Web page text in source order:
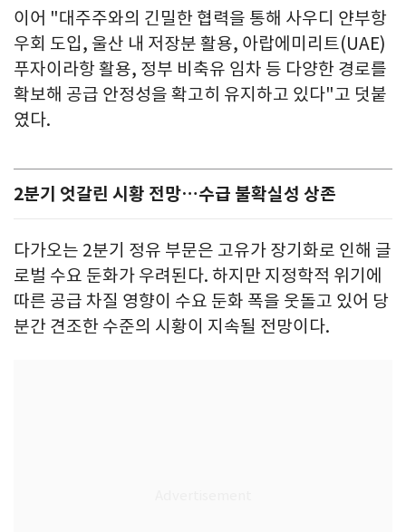
이어 "대주주와의 긴밀한 협력을 통해 사우디 얀부항
우회 도입, 울산 내 저장분 활용, 아랍에미리트(UAE)
푸자이라항 활용, 정부 비축유 임차 등 다양한 경로를
확보해 공급 안정성을 확고히 유지하고 있다"고 덧붙
였다.
2분기 엇갈린 시황 전망…수급 불확실성 상존
다가오는 2분기 정유 부문은 고유가 장기화로 인해 글
로벌 수요 둔화가 우려된다. 하지만 지정학적 위기에
따른 공급 차질 영향이 수요 둔화 폭을 웃돌고 있어 당
분간 견조한 수준의 시황이 지속될 전망이다.